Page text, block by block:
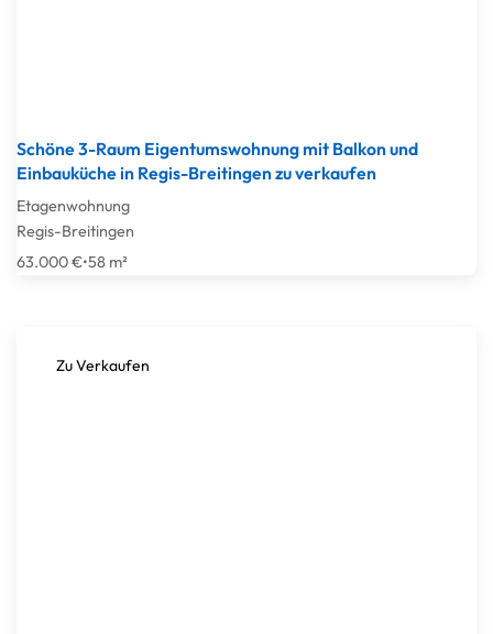
Schöne 3-Raum Eigentumswohnung mit Balkon und
Einbauküche in Regis-Breitingen zu verkaufen
Etagenwohnung
Regis-Breitingen
63.000 €•58 m²
Zu Verkaufen